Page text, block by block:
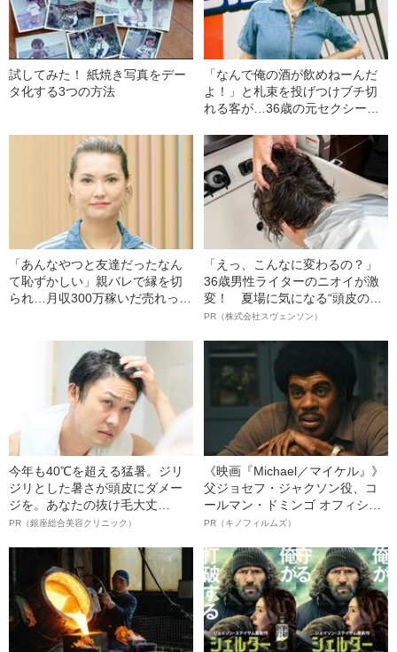
試してみた！ 紙焼き写真をデー
タ化する3つの方法
「なんで俺の酒が飲めねーんだ
よ！」と札束を投げつけブチ切
れる客が…36歳の元セクシー女
「あんなやつと友達だったなん
て恥ずかしい」親バレで縁を切
られ…月収300万稼いだ売れっ子
「えっ、こんなに変わるの？」
36歳男性ライターのニオイが激
変！ 夏場に気になる“頭皮のニ
オイ”や“ベタつき”を解消す
ト”が生み出した徹底ケアとは
PR（株式会社スヴェンソン）
今年も40℃を超える猛暑。ジリ
ジリとした暑さが頭皮にダメー
ジを。あなたの抜け毛大丈
夫！？
PR（銀座総合美容クリニック）
《映画『Michael／マイケル』》
父ジョセフ・ジャクソン役、コ
ールマン・ドミンゴ オフィシャ
ルインタビュー“観客を魅了した
語る”《日本興収70億円突破》
PR（キノフィルムズ）